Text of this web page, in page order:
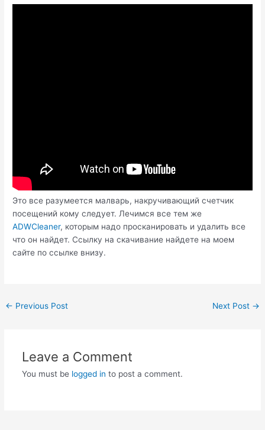
Это все разумеется малварь, накручивающий счетчик
посещений кому следует. Лечимся все тем же
ADWCleaner, которым надо просканировать и удалить все
что он найдет. Ссылку на скачивание найдете на моем
сайте по ссылке внизу.
Post
← Previous Post Next Post →
Leave a Comment
You must be logged in to post a comment.